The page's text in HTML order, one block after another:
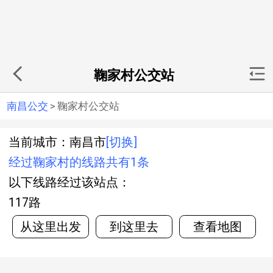
鞠家村公交站
南昌公交 > 鞠家村公交站
当前城市：南昌市 [切换]
经过鞠家村的线路共有1条
以下线路经过该站点：
117路
从这里出发
到这里去 查看地图